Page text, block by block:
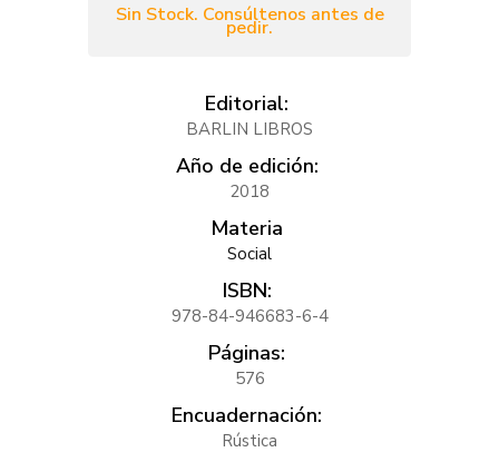
Sin Stock. Consúltenos antes de
pedir.
Editorial:
BARLIN LIBROS
Año de edición:
2018
Materia
Social
ISBN:
978-84-946683-6-4
Páginas:
576
Encuadernación:
Rústica